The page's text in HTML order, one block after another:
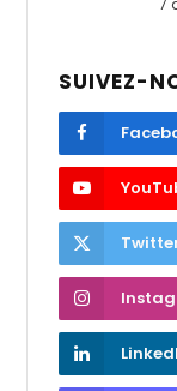
SUIVEZ-